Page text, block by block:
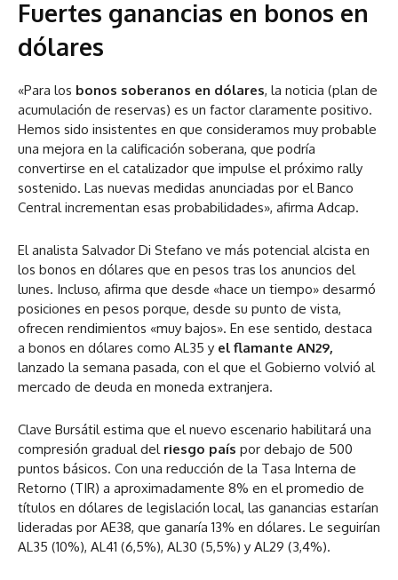
Fuertes ganancias en bonos en
dólares
«Para los bonos soberanos en dólares, la noticia (plan de
acumulación de reservas) es un factor claramente positivo.
Hemos sido insistentes en que consideramos muy probable
una mejora en la calificación soberana, que podría
convertirse en el catalizador que impulse el próximo rally
sostenido. Las nuevas medidas anunciadas por el Banco
Central incrementan esas probabilidades», afirma Adcap.
El analista Salvador Di Stefano ve más potencial alcista en
los bonos en dólares que en pesos tras los anuncios del
lunes. Incluso, afirma que desde «hace un tiempo» desarmó
posiciones en pesos porque, desde su punto de vista,
ofrecen rendimientos «muy bajos». En ese sentido, destaca
a bonos en dólares como AL35 y el flamante AN29,
lanzado la semana pasada, con el que el Gobierno volvió al
mercado de deuda en moneda extranjera.
Clave Bursátil estima que el nuevo escenario habilitará una
compresión gradual delriesgo país por debajo de 500
puntos básicos. Con una reducción de la Tasa Interna de
Retorno (TIR) a aproximadamente 8% en el promedio de
títulos en dólares de legislación local, las ganancias estarían
lideradas por AE38, que ganaría 13% en dólares. Le seguirían
AL35 (10%), AL41 (6,5%), AL30 (5,5%) y AL29 (3,4%).